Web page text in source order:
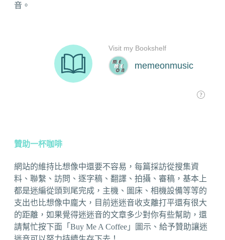
音。
贊助一杯咖啡
網站的維持比想像中還要不容易，每篇採訪從搜集資
料、聯繫、訪問、逐字稿、翻譯、拍攝、審稿，基本上
都是迷編從頭到尾完成，主機、圖床、相機設備等等的
支出也比想像中龐大，目前迷迷音收支離打平還有很大
的距離，如果覺得迷迷音的文章多少對你有些幫助，還
請幫忙按下面「Buy Me A Coffee」圖示、給予贊助讓迷